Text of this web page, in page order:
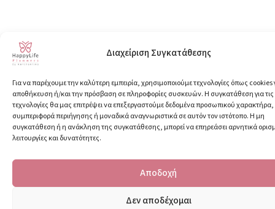
Διαχείριση Συγκατάθεσης
Για να παρέχουμε την καλύτερη εμπειρία, χρησιμοποιούμε τεχνολογίες όπως cookies
αποθήκευση ή/και την πρόσβαση σε πληροφορίες συσκευών. Η συγκατάθεση για
τεχνολογίες θα μας επιτρέψει να επεξεργαστούμε δεδομένα προσωπικού
συμπεριφορά περιήγησης ή μοναδικά αναγνωριστικά σε αυτόν τον ιστότοπο. Η μη
συγκατάθεση ή η ανάκληση της συγκατάθεσης, μπορεί να επηρεάσει αρνητικά
λειτουργίες και δυνατότητες.
Αποδοχή
Δεν αποδέχομαι